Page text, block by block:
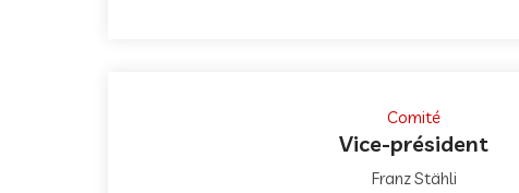
Comité
Vice-président
Franz Stähli